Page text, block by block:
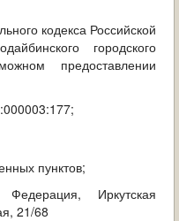
кодекса Российской
городского
предоставлении
пунктов;
Иркутская
21/68